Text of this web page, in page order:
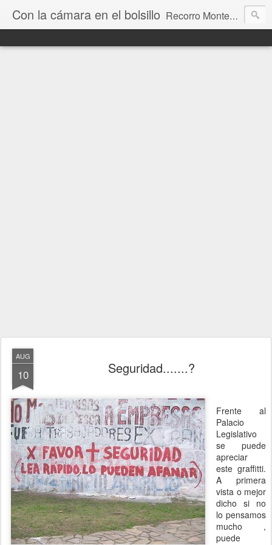
Con la cámara en el bolsillo Recorro Montevideo y el mundo. Fotos e historias de aquí y allá.
AUG
10 Seguridad.......?
Frente al
Palacio
Legislativo
se puede
apreciar
este graffitti.
A primera
vista o mejor
dicho si no
lo pensamos
mucho ,
puede